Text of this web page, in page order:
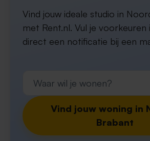
Vind jouw ideale studio in
met Rent.nl. Vul je voorkeuren
direct een notificatie bij een
Vind jouw woning in
Brabant